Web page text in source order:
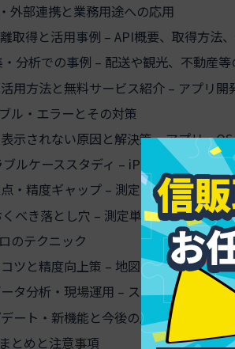
外部連携と業務用途への応用
取得と活用事例 – API概要、取得方法
分析での事例 – 配送や観光、不動産
用方法と無料サービス紹介 – アプリ
ル・エラーとその対策
示されない原因と解決策 – アプリ・
ルケーススタディ – iPhone・Android
・精度ギャップ – 測定の正確性と限
べき落とし穴 – 測定単位の変更や地
のテクニック
ツと精度向上策 – 地図表示の工夫や誤
タ分析・現場運用 – スポーツ記録、不
ート・新機能と今後の展望 – 最新UI・
とめと注意事項